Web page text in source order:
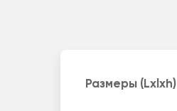
Размеры (Lxlxh)